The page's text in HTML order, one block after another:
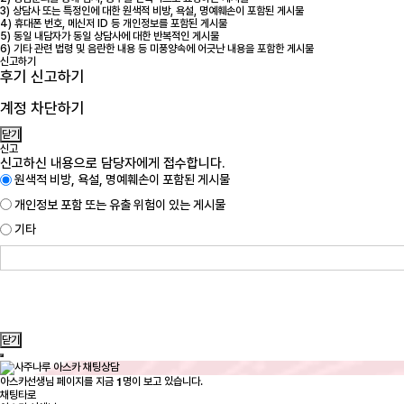
3) 상담사 또는 특정인에 대한 원색적 비방, 욕설, 명예훼손이 포함된 게시물
4) 휴대폰 번호, 메신저 ID 등 개인정보를 포함된 게시물
5) 동일 내담자가 동일 상담사에 대한 반복적인 게시물
6) 기타 관련 법령 및 음란한 내용 등 미풍양속에 어긋난 내용을 포함한 게시물
신고하기
후기 신고하기
계정 차단하기
닫기
신고
신고하신 내용으로 담당자에게 접수합니다.
원색적 비방, 욕설, 명예훼손이 포함된 게시물
개인정보 포함 또는 유출 위험이 있는 게시물
기타
닫기
아스카선생님 페이지를 지금 1명이 보고 있습니다.
채팅타로